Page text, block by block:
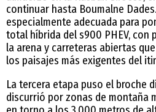
continuar hasta Boumalne
especialmente adecuada para
total híbrida del s900 PHEV, con
la arena y carreteras abiertas
los paisajes más exigentes del
La tercera etapa puso el broche
discurrió por zonas de montaña